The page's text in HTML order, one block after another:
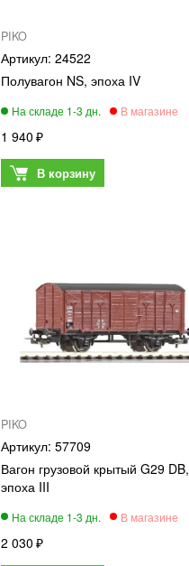
PIKO
24522
Полувагон NS, эпоха IV
1 940
PIKO
57709
Вагон грузовой крытый G29 DB,
эпоха III
2 030